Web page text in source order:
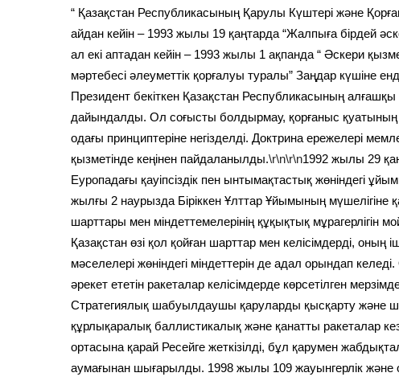
“ Қазақстан Республикасының Қарулы Күштері және
айдан кейін – 1993 жылы 19 қаңтарда “Жалпыға бірдей
ал екі аптадан кейін – 1993 жылы 1 ақпанда “ Әскери
мәртебесі әлеуметтік қорғалуы туралы” Заңдар күшіне
Президент бекіткен Қазақстан Республикасының
дайындалды. Ол соғысты болдырмау, қорғаныс қуатының
одағы принциптеріне негізделді. Доктрина ережелері
қызметінде кеңінен пайдаланылды.\r\n\r\n1992 жылы 29
Еуропадағы қауіпсіздік пен ынтымақтастық жөніндегі
жылғы 2 наурызда Біріккен Ұлттар Ұйымының
шарттары мен міндеттемелерінің құқықтық мұрагерлігін
Қазақстан өзі қол қойған шарттар мен келісімдерді,
мәселелері жөніндегі міндеттерін де адал орындап
әрекет ететін ракеталар келісімдерде көрсетілген
Стратегиялық шабуылдаушы қаруларды қысқарту және
құрлықаралық баллистикалық және қанатты ракеталар
ортасына қарай Ресейге жеткізілді, бұл қарумен
аумағынан шығарылды. 1998 жылы 109 жауынгерлік және